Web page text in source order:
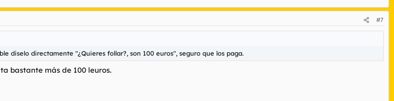
#7
diselo directamente "¿Quieres follar?, son 100 euros", seguro que los paga.
bastante más de 100 leuros.